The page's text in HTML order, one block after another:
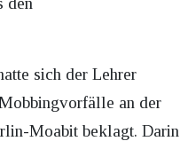
sich der Lehrer
an der
Moabit beklagt. Darin